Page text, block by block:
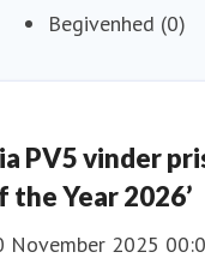
Begivenhed (0)
PV5 vinder
the Year 2026’
November 2025